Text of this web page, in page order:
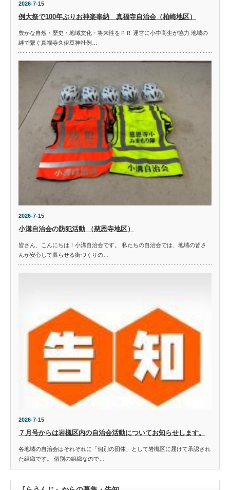
2026-7-15
例大祭で100年ぶりお神楽奉納 真福寺自治会（柏崎地区）
豊かな自然・歴史・地域文化・将来性をＰＲ 運営に小中高生が協力 地域の
絆で繋ぐ真福寺久伊豆神社例…
2026-7-15
小溝自治会の防犯活動 （慈恩寺地区）
皆さん、こんにちは！小溝自治会です。 私たちの自治会では、地域の皆さ
んが安心して暮らせる街づくりの…
2026-7-15
７月号からは岩槻区内の自治会活動についてお知らせします。
各地域の自治会はそれぞれに「個別の団体」として岩槻区に届けて承認され
た組織です。 個別の組織なので…